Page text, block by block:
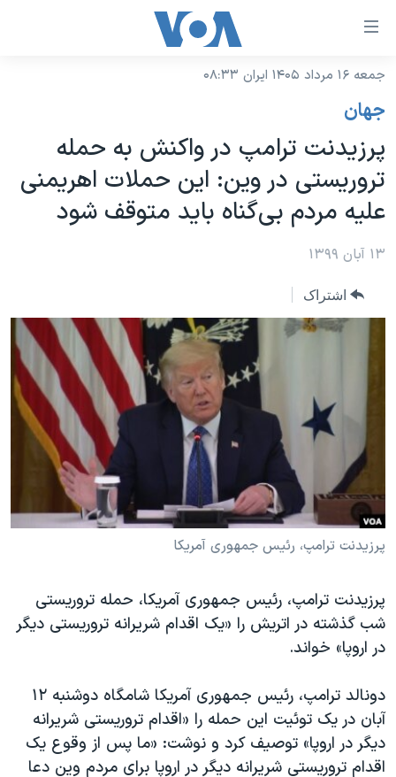
لینکهای
دسترسی
جهش
محتوای
اصلی
جهش
صفحه
جهش
به
جستجو
نسخه سبک وب‌سایت
موضوع ها
ایران
آمریکا
جهان
ورزشی
گزیده‌ها
فرهنگ و زندگی
حقوق شهروندی
اقتصادی
علم و فناوری
اسرائیل در جنگ
آرشیو پخش زنده
برنامه های تلویزیونی
جدول برنامه ها
صفحه‌های ویژه
جام جهانی ۲۰۲۶
عملیات خشم حماسی
بایگانی برنامه‌های تلویزیونی
مستندها
انتخابات ریاست جمهوری آمریکا ۲۰۲۴
حمله جمهوری اسلامی به اسرائیل
رمز مهسا
ورزش زنان در ایران
مجموعه مستندهای دادخواهی
تریبونال مردمی آبان ۹۸
چهل سال گروگان‌گیری
قانون شفافیت دارائی کادر رهبری ایران
اعتراضات مردمی آبان ۹۸
فرکانس‌های صدای آمریکا
پخش رادیویی
یادگیری زبان انگلیسی
دنبال کنید
زبانهای مختلف
جمعه ۱۶ مرداد ۱۴۰۵ ایران ۰۸:۳۳
جهان
پرزیدنت ترامپ در واکنش به حمله
تروریستی در وین: این حملات اهریمنی
علیه مردم بی‌گناه باید متوقف شود
۱۳ آبان ۱۳۹۹
اشتراک
پرزیدنت ترامپ، رئیس جمهوری آمریکا
پرزیدنت ترامپ، رئیس جمهوری آمریکا، حمله تروریستی
شب گذشته در اتریش را «یک اقدام شریرانه تروریستی دیگر
در اروپا» خواند.
دونالد ترامپ، رئیس جمهوری آمریکا شامگاه دوشنبه ۱۲
آبان در یک توئیت این حمله را «اقدام تروریستی شریرانه
دیگر در اروپا» توصیف کرد و نوشت: «ما پس از وقوع یک
اقدام تروریستی شریرانه دیگر در اروپا برای مردم وین دعا